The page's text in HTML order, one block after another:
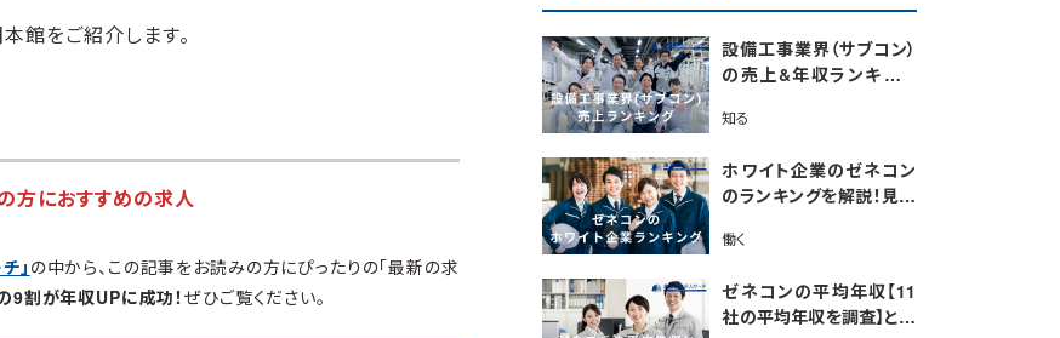
館をご紹介します。
方におすすめの求人
」の中から、この記事をお読みの方にぴったりの「最新の求
9割が年収UPに成功！ぜひご覧ください。
設備工事業界（サブコン）
の売上&年収ランキング
設備ジャンル別】今後の動
知る
ホワイト企業のゼネコン
のランキングを解説！見極
版】
働く
ゼネコンの平均年収【11
社の平均年収を調査】と年